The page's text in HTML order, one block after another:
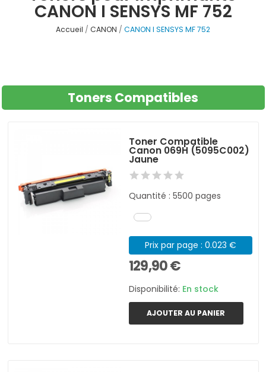
CANON I SENSYS MF 752
Accueil CANON CANON I SENSYS MF 752
Toners Compatibles
Toner Compatible
Canon 069H (5095C002)
Jaune
Quantité : 5500 pages
Prix par page : 0.023 €
129,90 €
Disponibilité: En stock
AJOUTER AU PANIER